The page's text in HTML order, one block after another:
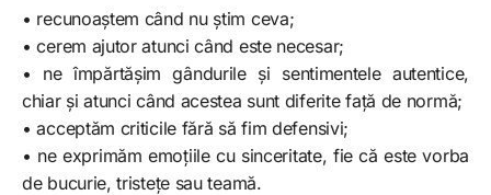
• recunoaștem când nu știm ceva;
• cerem ajutor atunci când este necesar;
• ne împărtășim gândurile și sentimentele autentice,
chiar și atunci când acestea sunt diferite față de normă;
• acceptăm criticile fără să fim defensivi;
• ne exprimăm emoțiile cu sinceritate, fie că este vorba
de bucurie, tristețe sau teamă.